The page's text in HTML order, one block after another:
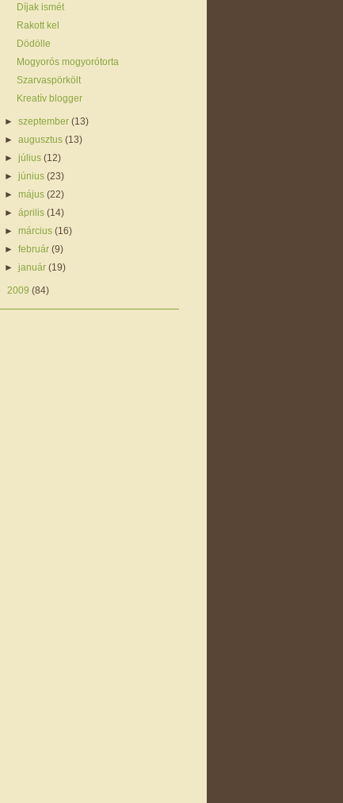
Díjak ismét
Rakott kel
Dödölle
Mogyorós mogyorótorta
Szarvaspörkölt
Kreatív blogger
►szeptember(13)
►augusztus(13)
►július(12)
►június(23)
►május(22)
►április(14)
►március(16)
►február(9)
►január(19)
2009 (84)